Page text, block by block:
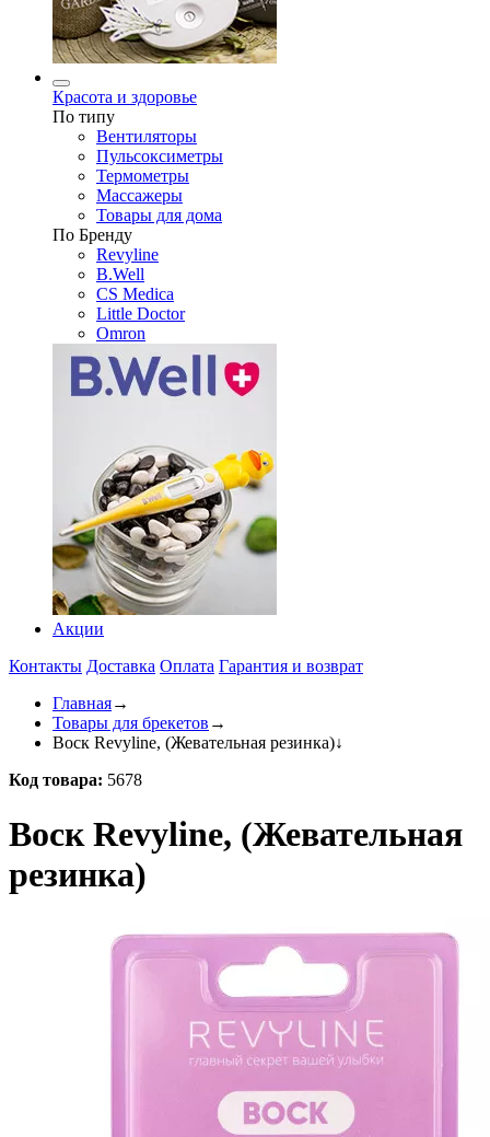
Красота и здоровье
По типу
Вентиляторы
Пульсоксиметры
Термометры
Массажеры
Товары для дома
По Бренду
Revyline
B.Well
CS Medica
Little Doctor
Omron
Акции
Контакты Доставка Оплата Гарантия и возврат
Главная→
Товары для брекетов →
Воск Revyline, (Жевательная резинка)↓
Код товара: 5678
Воск Revyline, (Жевательная
резинка)